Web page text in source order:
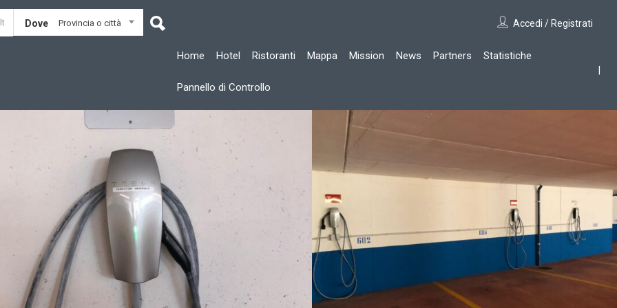
Dove Provincia o città Accedi / Registrati
Home Hotel Ristoranti Mappa Mission News Partners Statistiche
Pannello di Controllo